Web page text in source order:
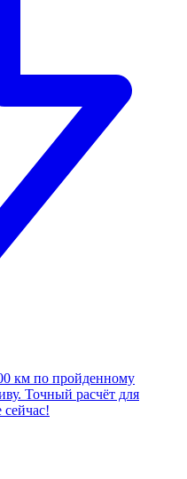
км по пройденному
Точный расчёт для